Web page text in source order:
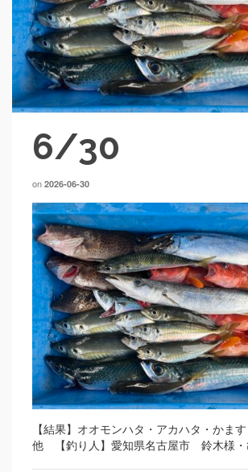
6/30
on 2026-06-30
【結果】オオモンハタ・アカハタ・かま
他 【釣り人】愛知県名古屋市 鈴木様・